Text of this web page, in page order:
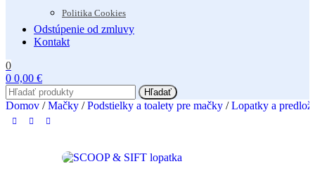
Politika Cookies
Odstúpenie od zmluvy
Kontakt
0
0 0,00 €
Hľadať
Domov / Mačky / Podstielky a toalety pre mačky / Lopatky a